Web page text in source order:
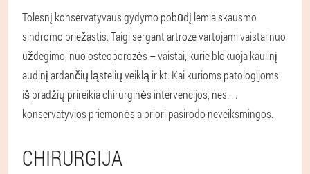
Tolesnį konservatyvaus gydymo pobūdį lemia skausmo
sindromo priežastis. Taigi sergant artroze vartojami vaistai nuo
uždegimo, nuo osteoporozės – vaistai, kurie blokuoja kaulinį
audinį ardančių ląstelių veiklą ir kt. Kai kurioms patologijoms
iš pradžių prireikia chirurginės intervencijos, nes. . .
konservatyvios priemonės a priori pasirodo neveiksmingos.
CHIRURGIJA